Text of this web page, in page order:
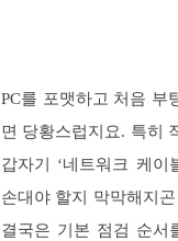
PC를 포맷하고 처음 부
면 당황스럽지요. 특히
갑자기 ‘네트워크 케이
손대야 할지 막막해지
결국은 기본 점검 순서